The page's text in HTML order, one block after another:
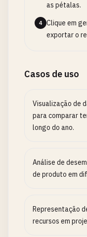
as pétalas.
4
Clique em
exportar o
Casos de uso
Visualização de
para comparar
longo do ano.
Análise de
de produto em
Representação
recursos em